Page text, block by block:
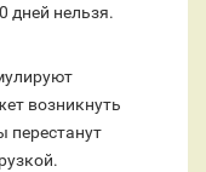
дней нельзя.
возникнуть
перестанут